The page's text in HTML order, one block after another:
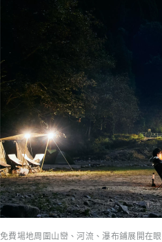
免費場地周圍山巒、河流、瀑布鋪展開在